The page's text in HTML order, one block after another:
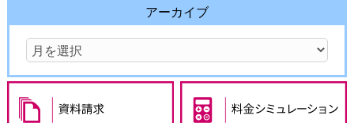
アーカイブ